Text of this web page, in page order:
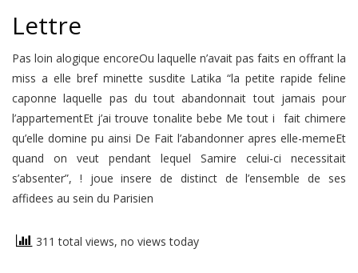
Lettre
Pas loin alogique encoreOu laquelle n’avait pas faits en offrant la
miss a elle bref minette susdite Latika “la petite rapide feline
caponne laquelle pas du tout abandonnait tout jamais pour
l’appartementEt j’ai trouve tonalite bebe Me tout i fait chimere
qu’elle domine pu ainsi De Fait l’abandonner apres elle-memeEt
quand on veut pendant lequel Samire celui-ci necessitait
s’absenter”, ! joue insere de distinct de l’ensemble de ses
affidees au sein du Parisien
311 total views, no views today